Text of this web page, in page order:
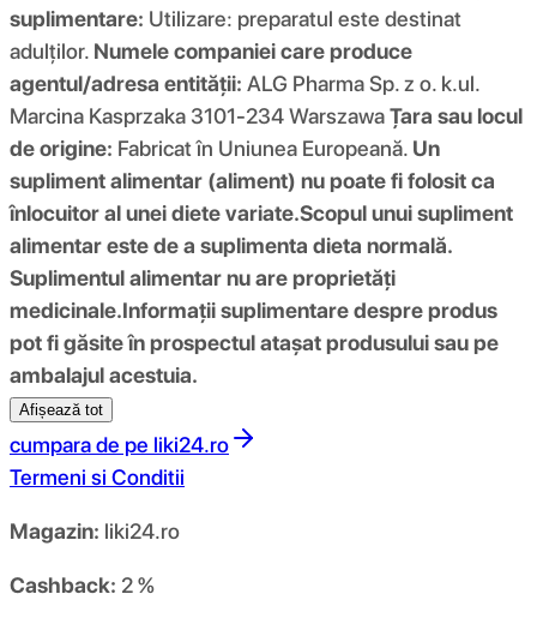
suplimentare: Utilizare: preparatul este destinat
adulților. Numele companiei care produce
agentul/adresa entității: ALG Pharma Sp. z o. k.ul.
Marcina Kasprzaka 3101-234 WarszawaȚara sau locul
de origine: Fabricat în Uniunea Europeană. Un
supliment alimentar (aliment) nu poate fi folosit ca
înlocuitor al unei diete variate.Scopul unui supliment
alimentar este de a suplimenta dieta normală.
Suplimentul alimentar nu are proprietăți
medicinale.Informații suplimentare despre produs
pot fi găsite în prospectul atașat produsului sau pe
ambalajul acestuia.
Afișează tot
cumpara de pe liki24.ro
Termeni si Conditii
Magazin: liki24.ro
Cashback: 2 %